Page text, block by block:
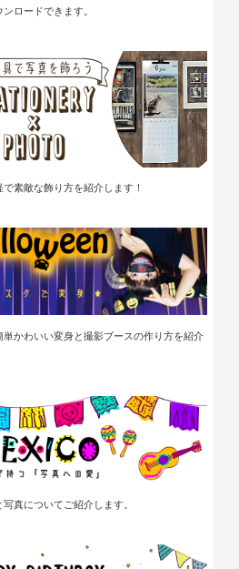
ロードできます。
素敵な飾り方を紹介します！
かわいい変身と撮影ブースの作り方を紹介
写真について ご紹介します。